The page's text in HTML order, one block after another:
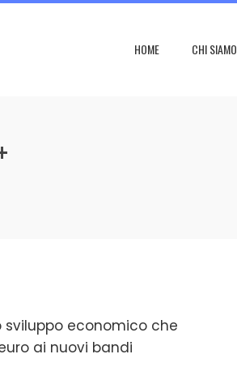
HOME CHI SIAMO
economico che
ai nuovi bandi